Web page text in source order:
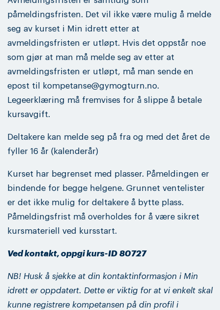
påmeldingsfristen. Det vil ikke være mulig å melde
seg av kurset i Min idrett etter at
avmeldingsfristen er utløpt. Hvis det oppstår noe
som gjør at man må melde seg av etter at
avmeldingsfristen er utløpt, må man sende en
epost til kompetanse@gymogturn.no.
Legeerklæring må fremvises for å slippe å betale
kursavgift.
Deltakere kan melde seg på fra og med det året de
fyller 16 år (kalenderår)
Kurset har begrenset med plasser. Påmeldingen er
bindende for begge helgene. Grunnet ventelister
er det ikke mulig for deltakere å bytte plass.
Påmeldingsfrist må overholdes for å være sikret
kursmateriell ved kursstart.
Ved kontakt, oppgi kurs-ID 80727
NB! Husk å sjekke at din kontaktinformasjon i Min
idrett er oppdatert. Dette er viktig for at vi enkelt skal
kunne registrere kompetansen på din profil i